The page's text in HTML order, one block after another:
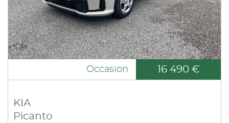
Occasion 16 490 €
KIA
Picanto